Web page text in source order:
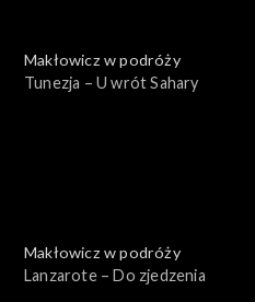
Makłowicz w podróży
Tunezja – U wrót Sahary
Makłowicz w podróży
Lanzarote – Do zjedzenia